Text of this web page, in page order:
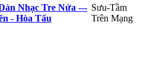
Nhạc Tre Nứa ---
- Hòa Tấu
Sưu-Tầm
Trên Mạng